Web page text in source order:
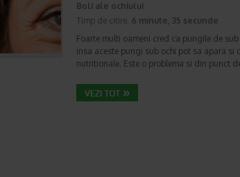
Boli ale ochiului
Timp de citire: 6 minute, 35 secunde
Foarte multi oameni cred ca pungile de
insa aceste pungi sub ochi pot sa apara si
nutritionale. Este o problema si din punct